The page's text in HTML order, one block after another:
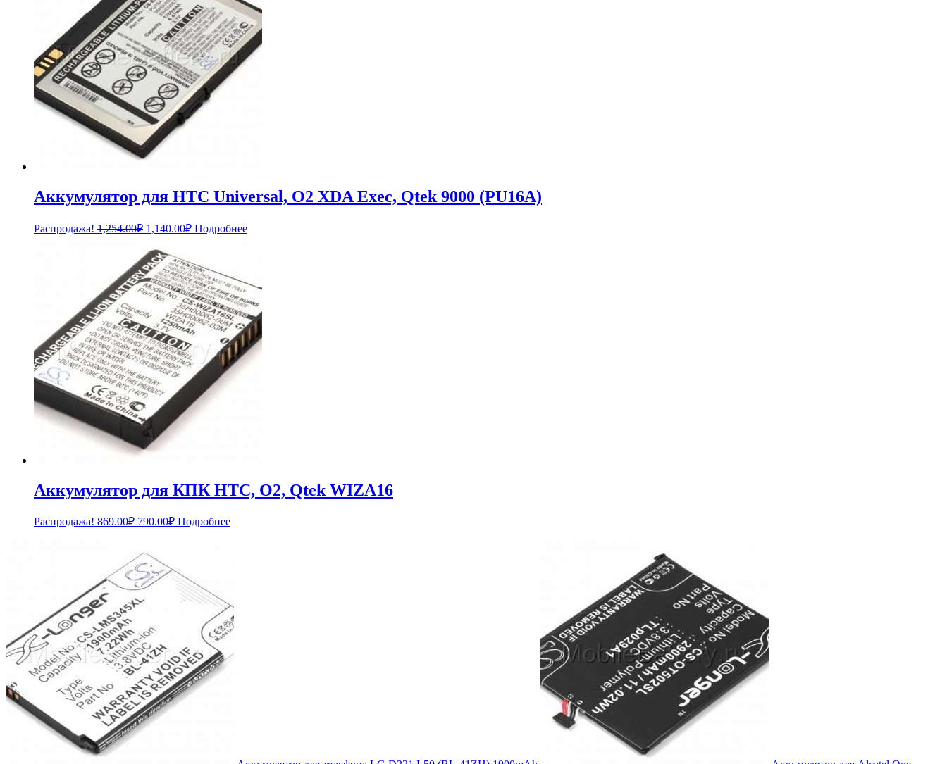
Аккумулятор для HTC Universal, O2 XDA Exec, Qtek 9000 (PU16A)
Распродажа! 1,254.00₽ Первоначальная
составляла
1,254.00₽.
1,140.00₽Текущая
цена:
Подробнее
Аккумулятор для КПК HTC, O2, Qtek WIZA16
Распродажа! 869.00₽ Первоначальная
869.00₽.
790.00₽Текущая
Подробнее